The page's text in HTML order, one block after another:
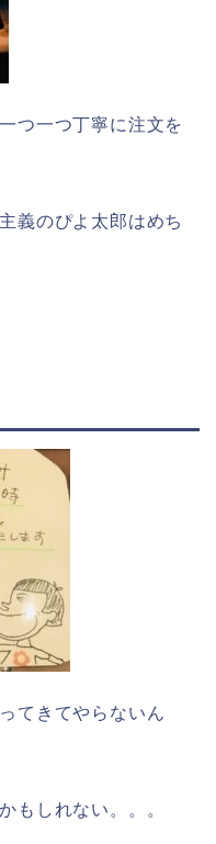
つ一つ丁寧に注文を
義のぴよ太郎はめち
てきてやらないん
もしれない。。。